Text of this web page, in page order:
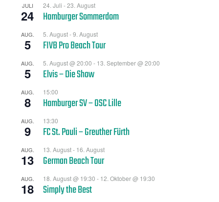
JULI
24
24. Juli -23. August
Hamburger Sommerdom
AUG.
5
5. August-9. August
FIVB Pro Beach Tour
AUG.
5
5. August @ 20:00 - 13. September @ 20:00
Elvis – Die Show
AUG.
8
15:00
Hamburger SV – OSC Lille
AUG.
9
13:30
FC St. Pauli – Greuther Fürth
AUG.
13
13. August- 16. August
German Beach Tour
AUG.
18
18. August @ 19:30 - 12. Oktober @ 19:30
Simply the Best